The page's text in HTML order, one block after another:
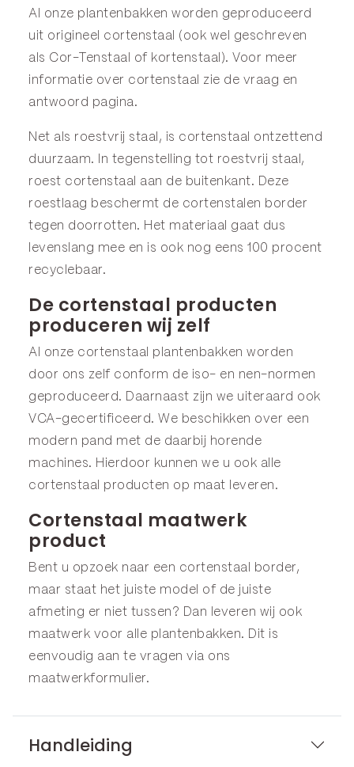
Al onze plantenbakken worden geproduceerd
uit origineel cortenstaal (ook wel geschreven
als Cor-Tenstaal of kortenstaal). Voor meer
informatie over cortenstaal zie de vraag en
antwoord pagina.
Net als roestvrij staal, is cortenstaal ontzettend
duurzaam. In tegenstelling tot roestvrij staal,
roest cortenstaal aan de buitenkant. Deze
roestlaag beschermt de cortenstalen border
tegen doorrotten. Het materiaal gaat dus
levenslang mee en is ook nog eens 100 procent
recyclebaar.
De cortenstaal producten
produceren wij zelf
Al onze cortenstaal plantenbakken worden
door ons zelf conform de iso- en nen-normen
geproduceerd. Daarnaast zijn we uiteraard ook
VCA-gecertificeerd. We beschikken over een
modern pand met de daarbij horende
machines. Hierdoor kunnen we u ook alle
cortenstaal producten op maat leveren.
Cortenstaal maatwerk
product
Bent u opzoek naar een cortenstaal border,
maar staat het juiste model of de juiste
afmeting er niet tussen? Dan leveren wij ook
maatwerk voor alle plantenbakken. Dit is
eenvoudig aan te vragen via ons
maatwerkformulier.
Handleiding